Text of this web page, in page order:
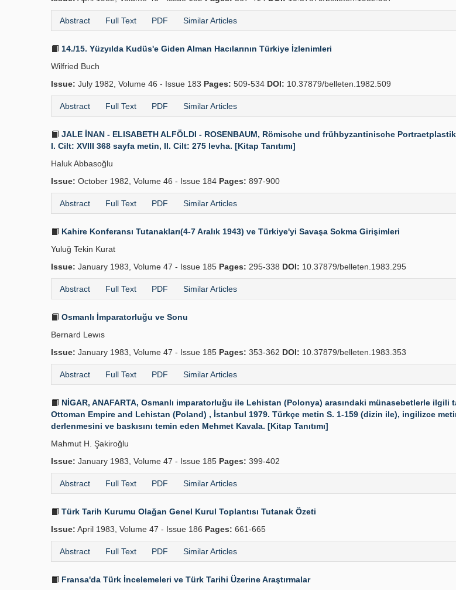
Abstract Full Text PDF Similar Articles
14./15. Yüzyılda Kudüs'e Giden Alman Hacılarının Türkiye İzlenimleri
Wilfried Buch
Issue: July 1982, Volume 46 - Issue 183 Pages: 509-534 DOI: 10.37879/belleten.1982.509
Abstract Full Text PDF Similar Articles
JALE İNAN - ELISABETH ALFÖLDI - ROSENBAUM, Römische und frühbyzantinische
I. Cilt: XVIII 368 sayfa metin, II. Cilt: 275 levha. [Kitap Tanıtımı]
Haluk Abbasoğlu
Issue: October 1982, Volume 46 - Issue 184 Pages: 897-900
Abstract Full Text PDF Similar Articles
Kahire Konferansı Tutanakları(4-7 Aralık 1943) ve Türkiye'yi Savaşa Sokma Girişimleri
Yuluğ Tekin Kurat
Issue: January 1983, Volume 47 - Issue 185 Pages: 295-338 DOI: 10.37879/belleten.1983.295
Abstract Full Text PDF Similar Articles
Osmanlı İmparatorluğu ve Sonu
Bernard Lewıs
Issue: January 1983, Volume 47 - Issue 185 Pages: 353-362 DOI: 10.37879/belleten.1983.353
Abstract Full Text PDF Similar Articles
NİGAR, ANAFARTA, Osmanlı imparatorluğu ile Lehistan (Polonya) arasındaki münasebetlerle
Ottoman Empire and Lehistan (Poland) , İstanbul 1979. Türkçe metin S. 1-159 (dizin ile), ingilizce
derlenmesini ve baskısını temin eden Mehmet Kavala. [Kitap Tanıtımı]
Mahmut H. Şakiroğlu
Issue: January 1983, Volume 47 - Issue 185 Pages: 399-402
Abstract Full Text PDF Similar Articles
Türk Tarih Kurumu Olağan Genel Kurul Toplantısı Tutanak Özeti
Issue: April 1983, Volume 47 - Issue 186 Pages: 661-665
Abstract Full Text PDF Similar Articles
Fransa'da Türk İncelemeleri ve Türk Tarihi Üzerine Araştırmalar